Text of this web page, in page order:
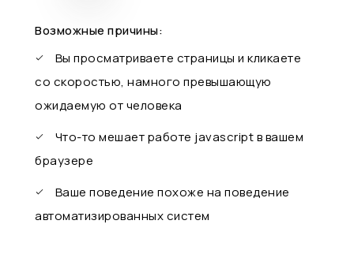
Возможные причины:
Вы просматриваете страницы и кликаете
со скоростью, намного превышающую
ожидаемую от человека
Что-то мешает работе javascript в вашем
браузере
Ваше поведение похоже на поведение
автоматизированных систем